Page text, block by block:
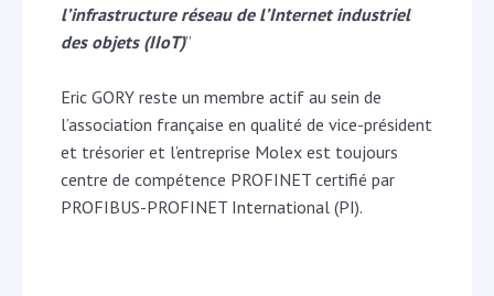
l’infrastructure réseau de l’Internet industriel
des objets (IIoT)’’
Eric GORY reste un membre actif au sein de
l’association française en qualité de vice-président
et trésorier et l’entreprise Molex est toujours
centre de compétence PROFINET certifié par
PROFIBUS-PROFINET International (PI).